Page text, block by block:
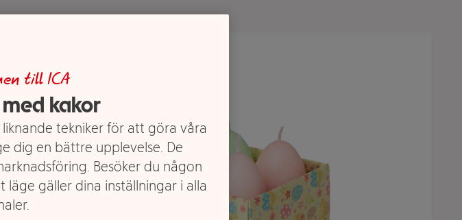
till ICA
kakor
tekniker för att göra våra
dig en bättre upplevelse. De
Besöker du någon
gäller dina inställningar i alla